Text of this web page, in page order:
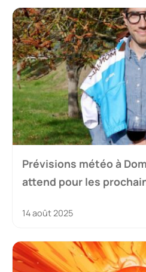
Prévisions météo à
attend pour les
14 août 2025